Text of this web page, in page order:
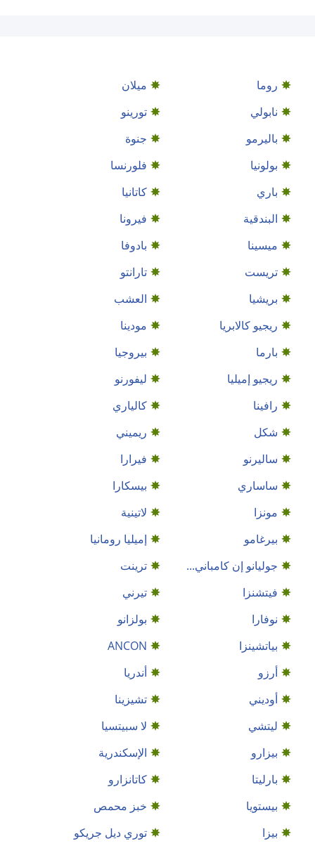
روما
ميلان
نابولي
تورينو
باليرمو
جنوة
بولونيا
فلورنسا
باري
كاتانيا
البندقية
فيرونا
ميسينا
بادوفا
تريست
تارانتو
بريشيا
العشب
ريجيو كالابريا
مودينا
بارما
بيروجيا
ريجيو إميليا
ليفورنو
رافينا
كالياري
شكل
ريميني
ساليرنو
فيرارا
ساساري
بيسكارا
مونزا
لاتينية
بيرغامو
إميليا رومانيا
جوليانو إن كامباني...
ترينت
فيتشنزا
تيرني
نوفارا
بولزانو
بياتشينزا
ANCON
أرزو
أندريا
أوديني
تشيزينا
ليتشي
لا سبيتسيا
بيزارو
الإسكندرية
بارليتا
كاتانزارو
بيستويا
خبز محمص
بيزا
توري ديل جريكو